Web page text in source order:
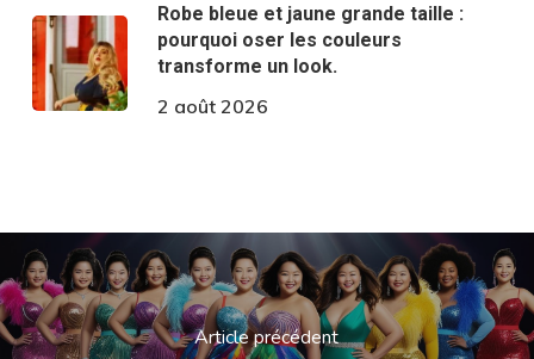
Robe bleue et jaune grande taille :
pourquoi oser les couleurs
transforme un look.
2 août 2026
Article précédent